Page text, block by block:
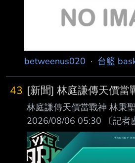
返台，延續已故父親林 正
精神，在臺灣發揮更
betweenus020 · 台籃
43 [新聞] 林庭謙傳天價當
林庭謙傳天價當戰神 林秉
2026/08/06 05:30 〔記者
上季效力CBA的林庭謙和
打球，林庭謙 傳將以天價